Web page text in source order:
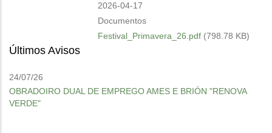
2026-04-17
Documentos
Festival_Primavera_26.pdf (798.78 KB)
Últimos Avisos
24/07/26
OBRADOIRO DUAL DE EMPREGO AMES E BRIÓN "RENOVA
VERDE"